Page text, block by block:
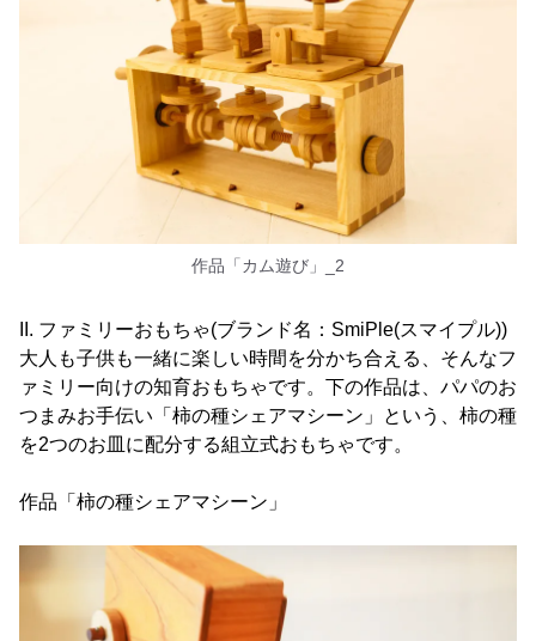
作品「カム遊び」_2
II. ファミリーおもちゃ(ブランド名：SmiPle(スマイプル))
大人も子供も一緒に楽しい時間を分かち合える、そんなフ
ァミリー向けの知育おもちゃです。下の作品は、パパのお
つまみお手伝い「柿の種シェアマシーン」という、柿の種
を2つのお皿に配分する組立式おもちゃです。
作品「柿の種シェアマシーン」